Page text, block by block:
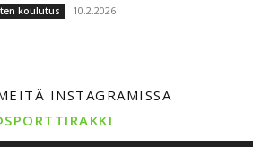
koulutus 10.2.2026
INSTAGRAMISSA